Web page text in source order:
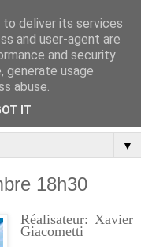
▼
18h30
Réalisateur: Xavier
Giacometti
deliver its services
and user-agent are
and security
generate usage
abuse.
IT